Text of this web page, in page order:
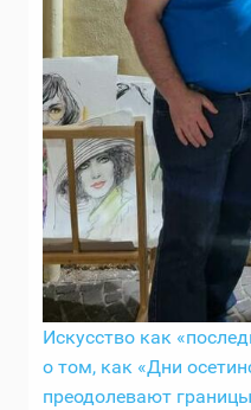
Искусство как
о том, как «Дни
преодолевают границы